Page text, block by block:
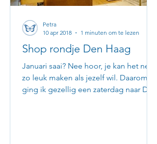
Shop rondje Den Haag
Januari saai? Nee hoor, je kan het net
zo leuk maken als jezelf wil. Daarom
ging ik gezellig een zaterdag naar Den
Petra
10 apr 2018
1 minuten om te lezen